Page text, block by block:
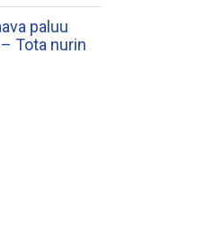
paluu
Tota nurin